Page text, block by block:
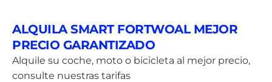
ALQUILA SMART FORTWOAL MEJOR
PRECIO GARANTIZADO
Alquile su coche, moto o bicicleta al mejor precio,
consulte nuestras tarifas